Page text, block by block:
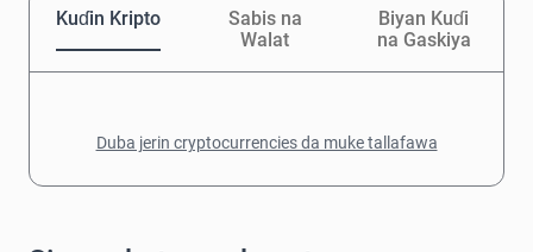
Kuɗin Kripto
Sabis na
Walat
Biyan Kuɗi
na Gaskiya
Duba jerin cryptocurrencies da muke tallafawa